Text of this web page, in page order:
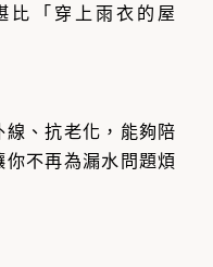
比「穿上雨衣的屋
、抗老化，能夠陪
不再為漏水問題煩